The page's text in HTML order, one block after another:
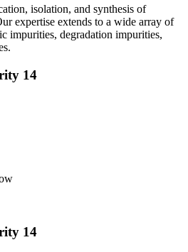
isolation, and synthesis of
expertise extends to a wide array of
impurities, degradation impurities,
14
14